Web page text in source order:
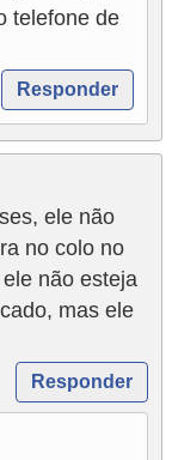
telefone de
Responder
ele não
no colo no
não esteja
mas ele
Responder